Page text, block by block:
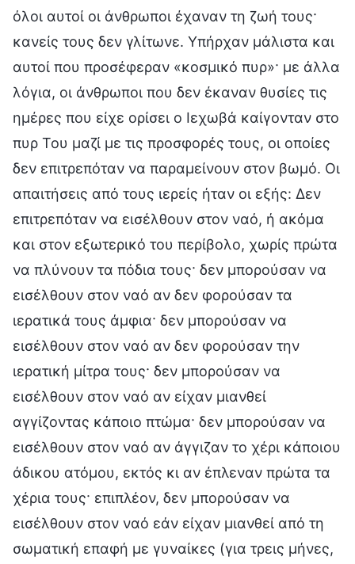
όλοι αυτοί οι άνθρωποι έχαναν τη ζωή τους·
κανείς τους δεν γλίτωνε. Υπήρχαν μάλιστα και
αυτοί που προσέφεραν «κοσμικό πυρ»· με άλλα
λόγια, οι άνθρωποι που δεν έκαναν θυσίες τις
ημέρες που είχε ορίσει ο Ιεχωβά καίγονταν στο
πυρ Του μαζί με τις προσφορές τους, οι οποίες
δεν επιτρεπόταν να παραμείνουν στον βωμό. Οι
απαιτήσεις από τους ιερείς ήταν οι εξής: Δεν
επιτρεπόταν να εισέλθουν στον ναό, ή ακόμα
και στον εξωτερικό του περίβολο, χωρίς πρώτα
να πλύνουν τα πόδια τους· δεν μπορούσαν να
εισέλθουν στον ναό αν δεν φορούσαν τα
ιερατικά τους άμφια· δεν μπορούσαν να
εισέλθουν στον ναό αν δεν φορούσαν την
ιερατική μίτρα τους· δεν μπορούσαν να
εισέλθουν στον ναό αν είχαν μιανθεί
αγγίζοντας κάποιο πτώμα· δεν μπορούσαν να
εισέλθουν στον ναό αν άγγιζαν το χέρι κάποιου
άδικου ατόμου, εκτός κι αν έπλεναν πρώτα τα
χέρια τους· επιπλέον, δεν μπορούσαν να
εισέλθουν στον ναό εάν είχαν μιανθεί από τη
σωματική επαφή με γυναίκες (για τρεις μήνες,